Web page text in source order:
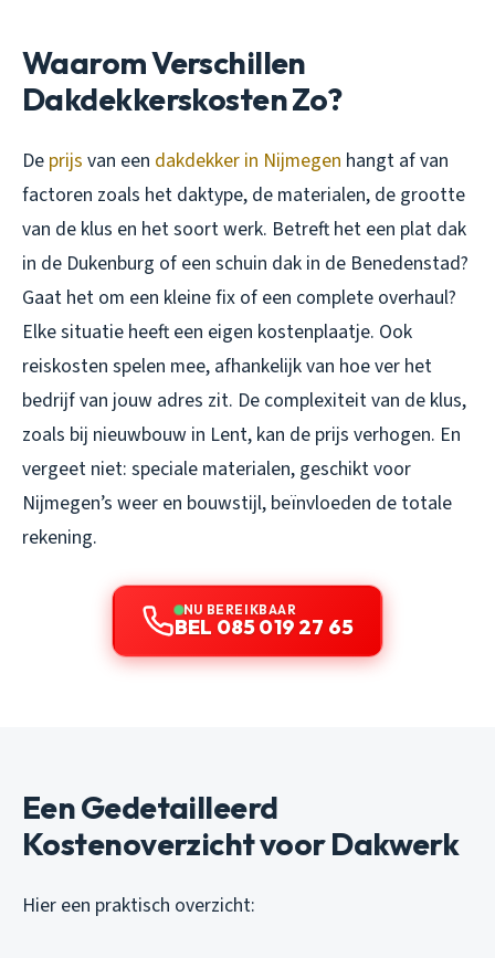
Waarom Verschillen
Dakdekkerskosten Zo?
De prijs van een dakdekker in Nijmegen hangt af van
factoren zoals het daktype, de materialen, de grootte
van de klus en het soort werk. Betreft het een plat dak
in de Dukenburg of een schuin dak in de Benedenstad?
Gaat het om een kleine fix of een complete overhaul?
Elke situatie heeft een eigen kostenplaatje. Ook
reiskosten spelen mee, afhankelijk van hoe ver het
bedrijf van jouw adres zit. De complexiteit van de klus,
zoals bij nieuwbouw in Lent, kan de prijs verhogen. En
vergeet niet: speciale materialen, geschikt voor
Nijmegen’s weer en bouwstijl, beïnvloeden de totale
rekening.
NU BEREIKBAAR
BEL 085 019 27 65
Een Gedetailleerd
Kostenoverzicht voor Dakwerk
Hier een praktisch overzicht: